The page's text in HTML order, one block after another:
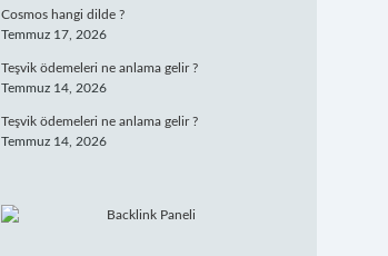
Cosmos hangi dilde ?
Temmuz 17, 2026
Teşvik ödemeleri ne anlama gelir ?
Temmuz 14, 2026
Teşvik ödemeleri ne anlama gelir ?
Temmuz 14, 2026